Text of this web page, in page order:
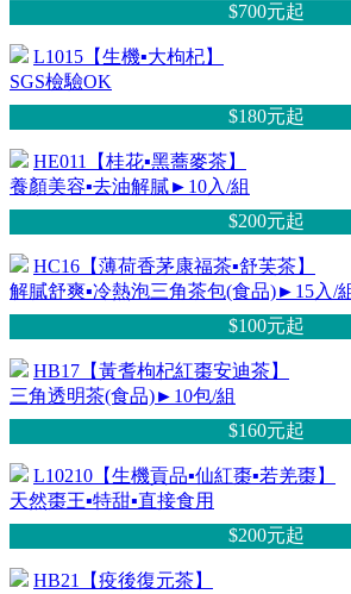
$700元起
L1015【生機▪大枸杞】
SGS檢驗OK
$180元起
HE011【桂花▪黑蕎麥茶】
養顏美容▪去油解膩►10入/組
$200元起
HC16【薄荷香茅康福茶▪舒芙茶】
解膩舒爽▪冷熱泡三角茶包(食品)►15入/
$100元起
HB17【黃耆枸杞紅棗安迪茶】
三角透明茶(食品)►10包/組
$160元起
L10210【生機貢品▪仙紅棗▪若羌棗】
天然棗王▪特甜▪直接食用
$200元起
HB21【疫後復元茶】